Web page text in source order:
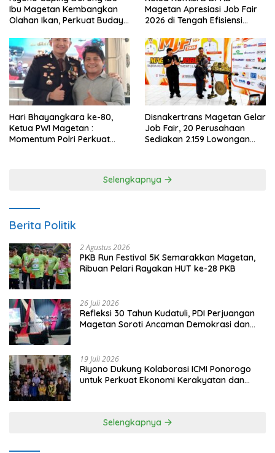
Ibu Magetan Kembangkan
Olahan Ikan, Perkuat Budaya
Magetan Apresiasi Job Fair
2026 di Tengah Efisiensi
Hari Bhayangkara ke-80,
Ketua PWI Magetan :
Momentum Polri Perkuat
Disnakertrans Magetan Gelar
Job Fair, 20 Perusahaan
Sediakan 2.159 Lowongan
Selengkapnya
Berita Politik
2 Agustus 2026
PKB Run Festival 5K Semarakkan Magetan,
Ribuan Pelari Rayakan HUT ke-28 PKB
26 Juli 2026
Refleksi 30 Tahun Kudatuli, PDI Perjuangan
Magetan Soroti Ancaman Demokrasi dan
19 Juli 2026
Riyono Dukung Kolaborasi ICMI Ponorogo
untuk Perkuat Ekonomi Kerakyatan dan
Selengkapnya